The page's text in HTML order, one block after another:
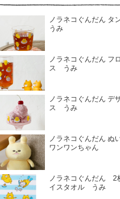
ノラネコぐんだん タ
うみ
ノラネコぐんだん フ
ス うみ
ノラネコぐんだん デ
ス うみ
ノラネコぐんだん ぬ
ワンワンちゃん
ノラネコぐんだん 2
イスタオル うみ